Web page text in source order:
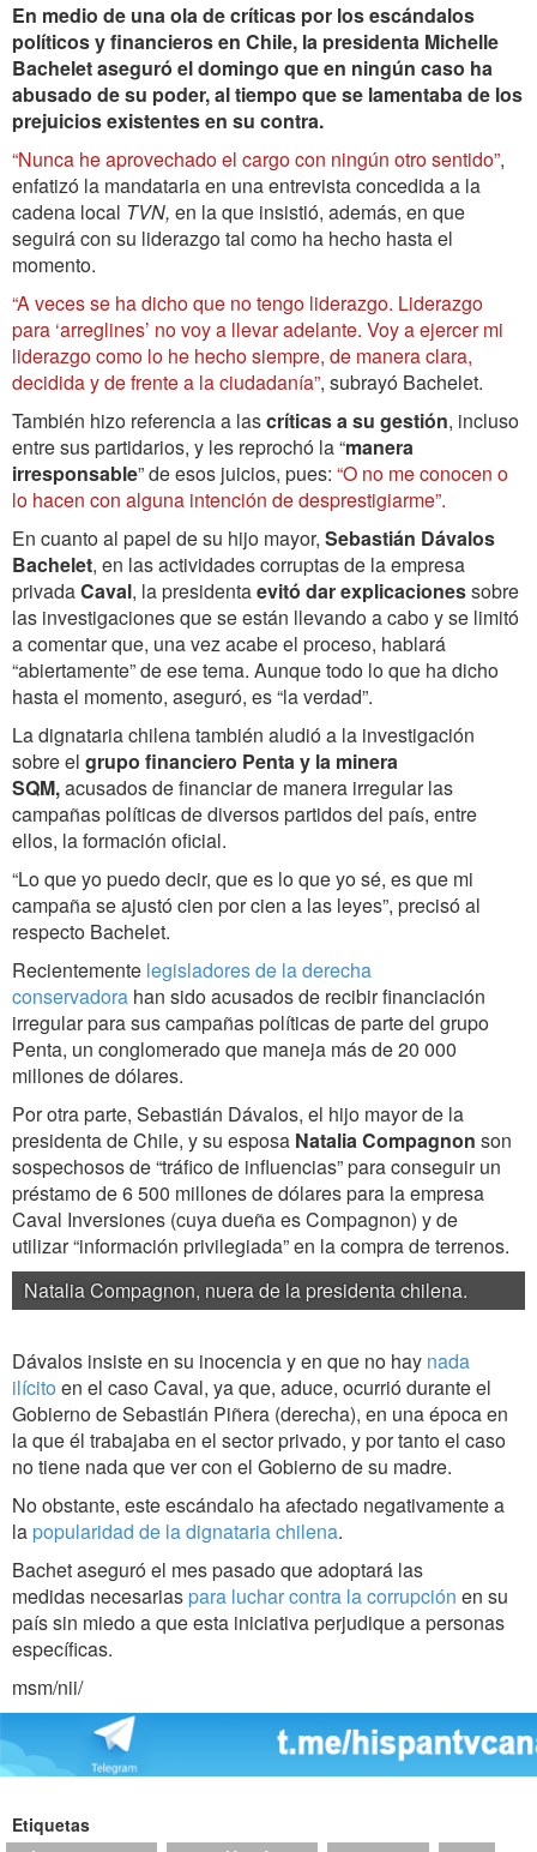
En medio de una ola de críticas por los escándalos
políticos y financieros en Chile, la presidenta Michelle
Bachelet aseguró el domingo que en ningún caso ha
abusado de su poder, al tiempo que se lamentaba de los
prejuicios existentes en su contra.
“Nunca he aprovechado el cargo con ningún otro sentido”,
enfatizó la mandataria en una entrevista concedida a la
cadena local TVN, en la que insistió, además, en que
seguirá con su liderazgo tal como ha hecho hasta el
momento.
“A veces se ha dicho que no tengo liderazgo. Liderazgo
para ‘arreglines’ no voy a llevar adelante. Voy a ejercer mi
liderazgo como lo he hecho siempre, de manera clara,
decidida y de frente a la ciudadanía”, subrayó Bachelet.
También hizo referencia a lascríticas a su gestión, incluso
entre sus partidarios, y les reprochó la “manera
irresponsable” de esos juicios, pues: “O no me conocen o
lo hacen con alguna intención de desprestigiarme”.
En cuanto al papel de su hijo mayor, Sebastián Dávalos
Bachelet, en las actividades corruptas de la empresa
privadaCaval, la presidentaevitó dar explicacionessobre
las investigaciones que se están llevando a cabo y se limitó
a comentar que, una vez acabe el proceso, hablará
“abiertamente” de ese tema. Aunque todo lo que ha dicho
hasta el momento, aseguró, es “la verdad”.
La dignataria chilena también aludió a la investigación
sobre el grupo financiero Penta y la minera
SQM,acusados de financiar de manera irregular las
campañas políticas de diversos partidos del país, entre
ellos, la formación oficial.
“Lo que yo puedo decir, que es lo que yo sé, es que mi
campaña se ajustó cien por cien a las leyes”, precisó al
respecto Bachelet.
Recientemente legisladores de la derecha
conservadora han sido acusados de recibir financiación
irregular para sus campañas políticas de parte del grupo
Penta, un conglomerado que maneja más de 20 000
millones de dólares.
Por otra parte, Sebastián Dávalos, el hijo mayor de la
presidenta de Chile, y su esposa Natalia Compagnon son
sospechosos de “tráfico de influencias” para conseguir un
préstamo de 6 500 millones de dólares para la empresa
Caval Inversiones (cuya dueña es Compagnon) y de
utilizar “información privilegiada” en la compra de terrenos.
Natalia Compagnon, nuera de la presidenta chilena.
Dávalos insiste en su inocencia y en que no hay nada
ilícito en el caso Caval, ya que, aduce, ocurrió durante el
Gobierno de Sebastián Piñera (derecha), en una época en
la que él trabajaba en el sector privado, y por tanto el caso
no tiene nada que ver con el Gobierno de su madre.
No obstante, este escándalo ha afectado negativamente a
la popularidad de la dignataria chilena.
Bachet aseguró el mes pasado que adoptará las
medidas necesarias para luchar contra la corrupción en su
país sin miedo a que esta iniciativa perjudique a personas
específicas.
msm/nii/
Etiquetas